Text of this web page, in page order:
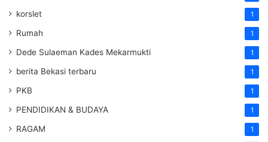
korslet 1
Rumah 1
Dede Sulaeman Kades Mekarmukti 1
berita Bekasi terbaru 1
PKB 1
PENDIDIKAN & BUDAYA 1
RAGAM 1